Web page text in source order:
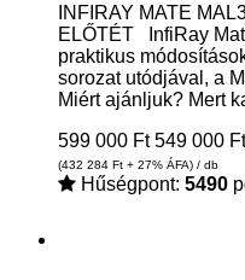
INFIRAY MATE
ELŐTÉT InfiRay
praktikus
sorozat utódjával, a
Miért ajánljuk? Mert
599 000 Ft 549 000 Ft
(432 284 Ft + 27% ÁFA) / db
Hűségpont: 5490